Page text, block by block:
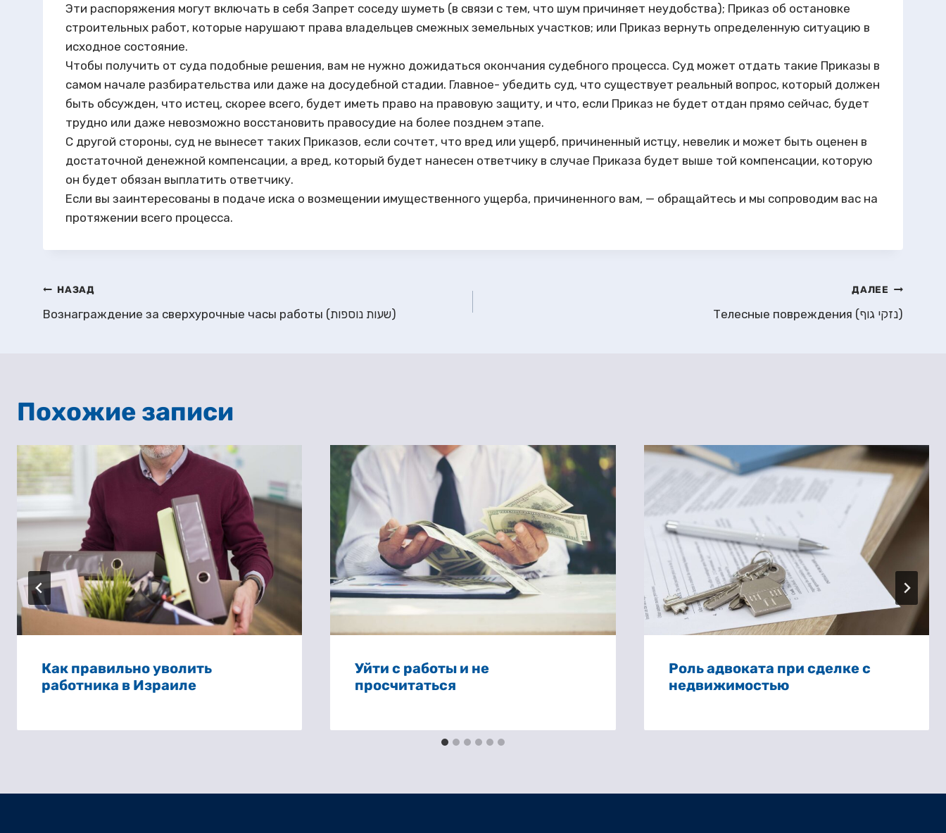
Эти распоряжения могут включать в себя Запрет соседу шуметь (в связи с тем, что шум причиняет неудобства); Приказ об остановке
строительных работ, которые нарушают права владельцев смежных земельных участков; или Приказ вернуть определенную ситуацию в
исходное состояние.
Чтобы получить от суда подобные решения, вам не нужно дожидаться окончания судебного процесса. Суд может отдать такие Приказы в
самом начале разбирательства или даже на досудебной стадии. Главное- убедить суд, что существует реальный вопрос, который должен
быть обсужден, что истец, скорее всего, будет иметь право на правовую защиту, и что, если Приказ не будет отдан прямо сейчас, будет
трудно или даже невозможно восстановить правосудие на более позднем этапе.
С другой стороны, суд не вынесет таких Приказов, если сочтет, что вред или ущерб, причиненный истцу, невелик и может быть оценен в
достаточной денежной компенсации, а вред, который будет нанесен ответчику в случае Приказа будет выше той компенсации, которую
он будет обязан выплатить ответчику.
Если вы заинтересованы в подаче иска о возмещении имущественного ущерба, причиненного вам, — обращайтесь и мы сопроводим вас на
протяжении всего процесса.
Навигация
по
НАЗАД
Вознаграждение за сверхурочные часы работы (שעות נוספות)
ДАЛЕЕ
Телесные повреждения (נזקי גוף)
Похожие записи
Как правильно уволить
работника в Израиле
Уйти с работы и не
просчитаться
Роль адвоката при сделке с
недвижимостью